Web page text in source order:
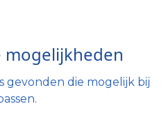
mogelijkheden
gevonden die mogelijk bij